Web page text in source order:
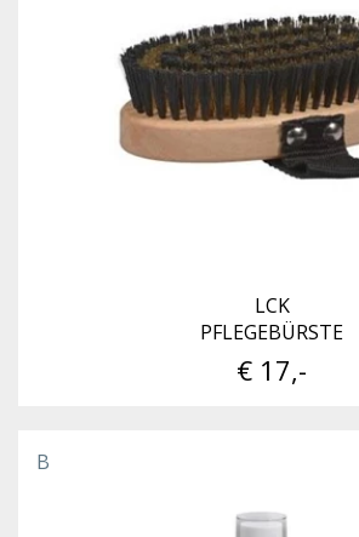
LCK
PFLEGEBÜRSTE
€ 17,-
B